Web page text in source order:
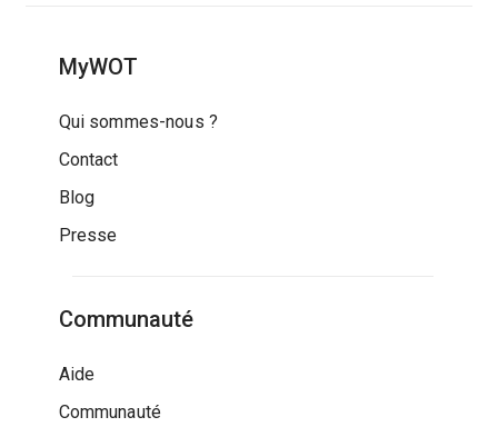
MyWOT
Qui sommes-nous ?
Contact
Blog
Presse
Communauté
Aide
Communauté